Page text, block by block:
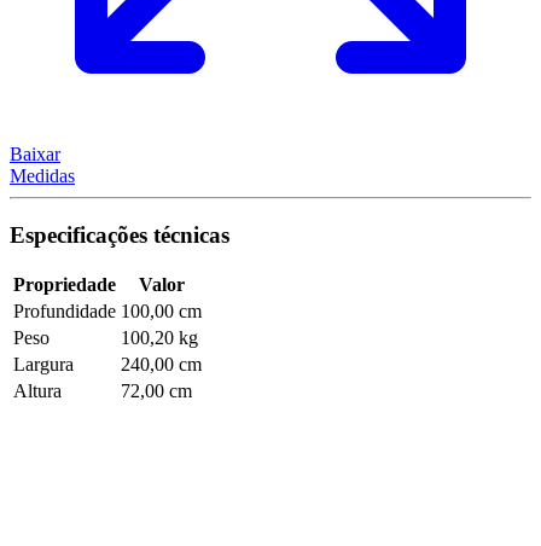
Baixar
Medidas
Especificações técnicas
Propriedade
Valor
Profundidade 100,00 cm
Peso
100,20 kg
Largura
240,00 cm
Altura
72,00 cm